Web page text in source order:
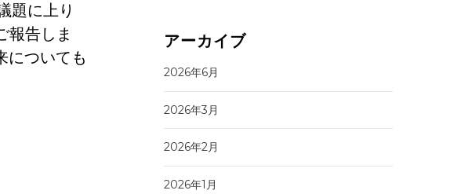
題に上り
報告しま
についても
アーカイブ
2026年6月
2026年3月
2026年2月
2026年1月